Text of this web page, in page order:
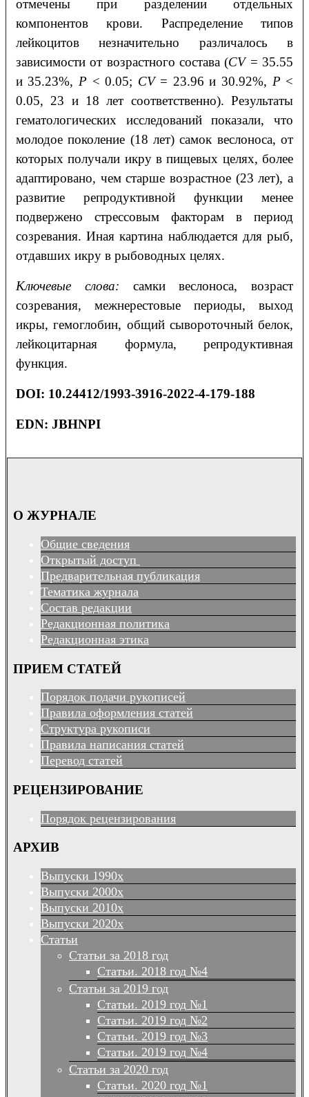
отмечены при разделении отдельных
компонентов крови. Распределение типов
лейкоцитов незначительно различалось в
зависимости от возрастного состава (CV = 35.55
и 35.23%, P < 0.05; CV= 23.96 и 30.92%, P <
0.05, 23 и 18 лет соответственно). Результаты
гематологических исследований показали, что
молодое поколение (18 лет) самок веслоноса, от
которых получали икру в пищевых целях, более
адаптировано, чем старше возрастное (23 лет), а
развитие репродуктивной функции менее
подвержено стрессовым факторам в период
созревания. Иная картина наблюдается для рыб,
отдавших икру в рыбоводных целях.
Ключевые слова: самки веслоноса, возраст
созревания, межнерестовые периоды, выход
икры, гемоглобин, общий сывороточный белок,
лейкоцитарная формула, репродуктивная
функция.
DOI: 10.24412/1993-3916-2022-4-179-188
EDN: JBHNPI
О ЖУРНАЛЕ
Общие сведения
Открытый доступ
Предварительная публикация
Тематика журнала
Состав редакции
Редакционная политика
Редакционная этика
ПРИЕМ СТАТЕЙ
Порядок подачи рукописей
Правила оформления статей
Структура рукописи
Правила написания статей
Перевод статей
РЕЦЕНЗИРОВАНИЕ
Порядок рецензирования
АРХИВ
Выпуски 1990х
Выпуски 2000х
Выпуски 2010х
Выпуски 2020х
Статьи
Статьи за 2018 год
Статьи. 2018 год №4
Статьи за 2019 год
Статьи. 2019 год №1
Статьи. 2019 год №2
Статьи. 2019 год №3
Статьи. 2019 год №4
Статьи за 2020 год
Статьи. 2020 год №1